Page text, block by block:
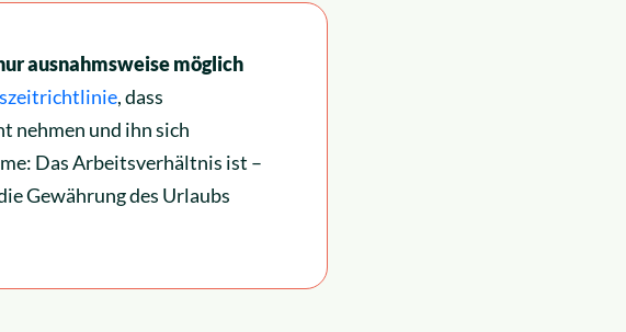
ausnahmsweise möglich
, dass
nehmen und ihn sich
Das Arbeitsverhältnis ist –
Gewährung des Urlaubs